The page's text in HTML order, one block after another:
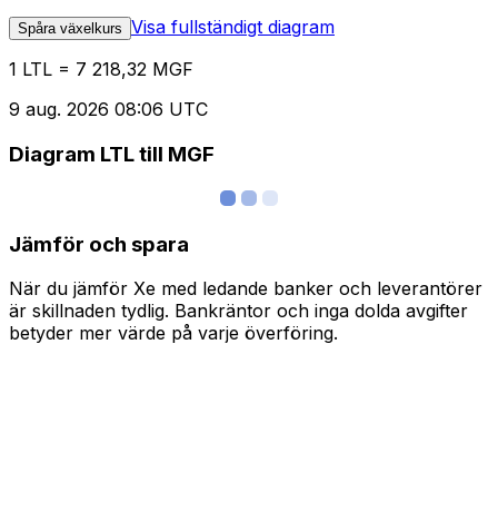
Spåra växelkurs Visa fullständigt diagram
1 LTL = 7 218,32 MGF
9 aug. 2026 08:06 UTC
Diagram LTL till MGF
Jämför och spara
När du jämför Xe med ledande banker och leverantörer
är skillnaden tydlig. Bankräntor och inga dolda avgifter
betyder mer värde på varje överföring.